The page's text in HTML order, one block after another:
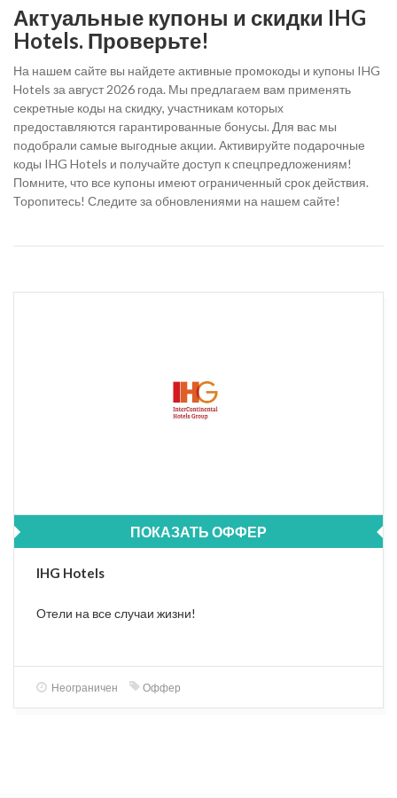
Актуальные купоны и скидки IHG
Hotels. Проверьте!
На нашем сайте вы найдете активные промокоды и купоны IHG
Hotels за август 2026 года. Мы предлагаем вам применять
секретные коды на скидку, участникам которых
предоставляются гарантированные бонусы. Для вас мы
подобрали самые выгодные акции. Активируйте подарочные
коды IHG Hotels и получайте доступ к спецпредложениям!
Помните, что все купоны имеют ограниченный срок действия.
Торопитесь! Следите за обновлениями на нашем сайте!
ПОКАЗАТЬ ОФФЕР
IHG Hotels
Отели на все случаи жизни!
Неограничен Оффер